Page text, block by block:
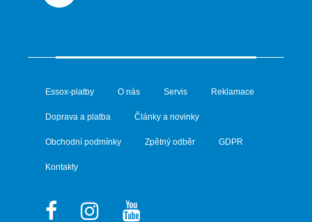
Essox-platby O nás Servis Reklamace
Doprava a platba Články a novinky
Obchodní podmínky Zpětný odběr GDPR
Kontakty